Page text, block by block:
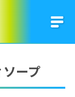
ープ